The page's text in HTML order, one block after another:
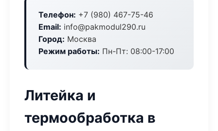
Телефон: +7 (980) 467-75-46
Email: info@pakmodul290.ru
Город: Москва
Режим работы: Пн-Пт: 08:00-17:00
Литейка и
термообработка в